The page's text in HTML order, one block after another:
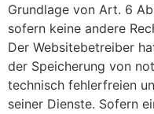
Grundlage von Art. 6
sofern keine andere
Der Websitebetreiber
der Speicherung von
technisch fehlerfreien
seiner Dienste. Sofern